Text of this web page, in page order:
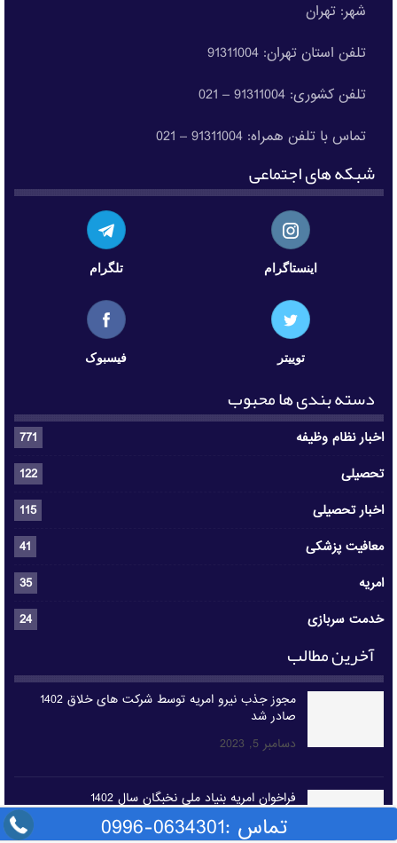
تماس :0634301-0996
شهر: تهران
تلفن استان تهران: 91311004
تلفن کشوری: 91311004 – 021
تماس با تلفن همراه: 91311004 – 021
شبکه های اجتماعی
اینستاگرام تلگرام
توییتر فیسبوک
دسته بندی ها محبوب
اخبار نظام وظیفه
771
تحصیلی
122
اخبار تحصیلی
115
معافیت پزشکی
41
امریه
35
خدمت سربازی
24
آخرین مطالب
مجوز جذب نیرو امریه توسط شرکت های خلاق 1402
صادر شد
دسامبر 5, 2023
فراخوان امریه بنیاد ملی نخبگان سال 1402
دسامبر 5, 2023